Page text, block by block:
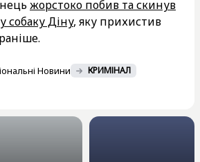
жорстоко побив та скинув
собаку Діну, яку прихистив
Новини КРИМІНАЛ